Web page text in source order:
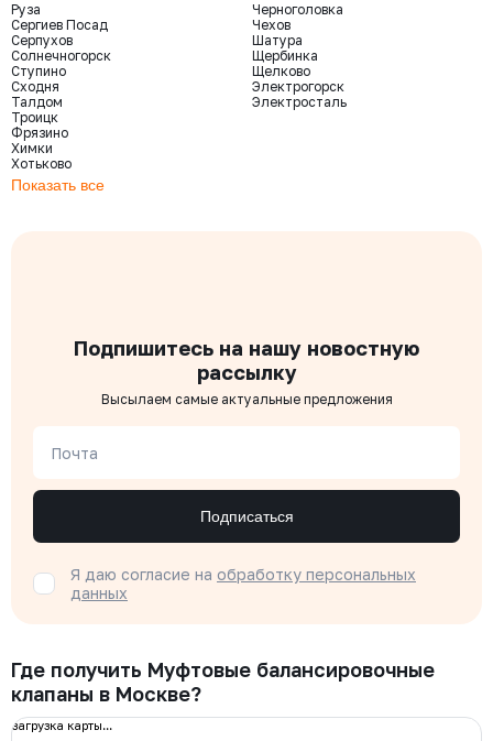
Руза
Сергиев Посад
Серпухов
Солнечногорск
Ступино
Сходня
Талдом
Троицк
Фрязино
Химки
Хотьково
Черноголовка
Чехов
Шатура
Щербинка
Щелково
Электрогорск
Электросталь
Показать все
Подпишитесь на нашу новостную
рассылку
Высылаем самые актуальные предложения
Почта
Подписаться
Я даю согласие на обработку персональных
данных
Где получить Муфтовые балансировочные
клапаны в Москве?
загрузка карты...